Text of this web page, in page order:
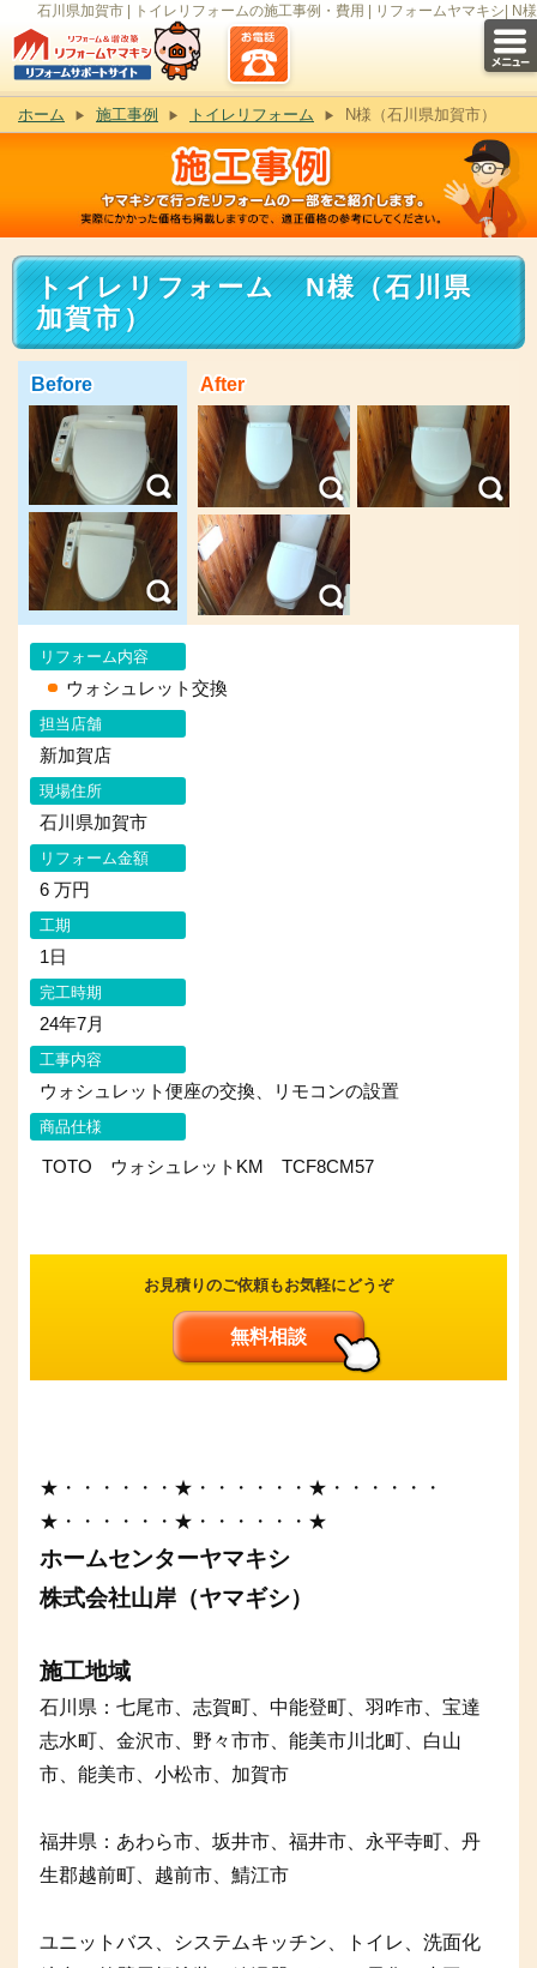
石川県加賀市 | トイレリフォームの施工事例・費用 | リフォームヤマキシ| N様
ホーム 施工事例 トイレリフォーム N様（石川県加賀市）
トイレリフォーム N様（石川県
加賀市）
Before After
リフォーム内容
ウォシュレット交換
担当店舗
新加賀店
現場住所
石川県加賀市
リフォーム金額
6 万円
工期
1日
完工時期
24年7月
工事内容
ウォシュレット便座の交換、リモコンの設置
商品仕様
TOTO ウォシュレットKM TCF8CM57
お見積りのご依頼もお気軽にどうぞ
無料相談
★・・・・・・★・・・・・・★・・・・・・
★・・・・・・★・・・・・・★
ホームセンターヤマキシ
株式会社山岸（ヤマギシ）
施工地域
石川県：七尾市、志賀町、中能登町、羽咋市、宝達
志水町、金沢市、野々市市、能美市川北町、白山
市、能美市、小松市、加賀市
福井県：あわら市、坂井市、福井市、永平寺町、丹
生郡越前町、越前市、鯖江市
ユニットバス、システムキッチン、トイレ、洗面化